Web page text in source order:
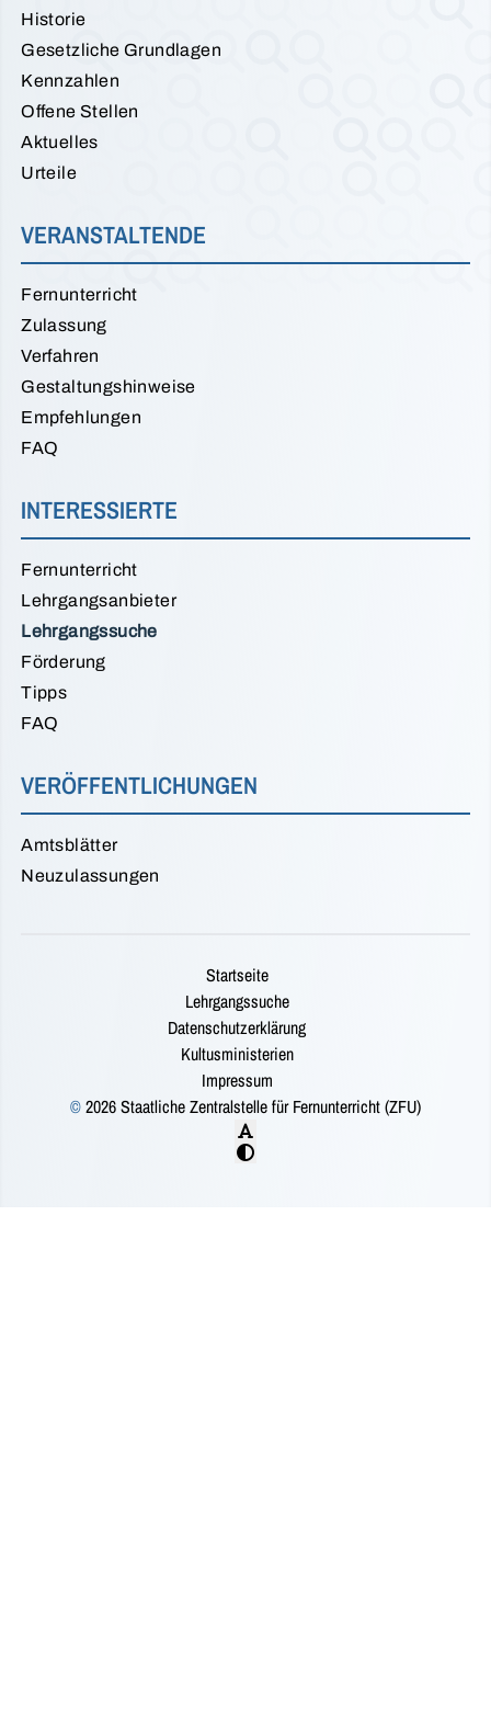
Historie
Gesetzliche Grundlagen
Kennzahlen
Offene Stellen
Aktuelles
Urteile
VERANSTALTENDE
Fernunterricht
Zulassung
Verfahren
Gestaltungshinweise
Empfehlungen
FAQ
INTERESSIERTE
Fernunterricht
Lehrgangsanbieter
Lehrgangssuche
Förderung
Tipps
FAQ
VERÖFFENTLICHUNGEN
Amtsblätter
Neuzulassungen
Startseite
Lehrgangssuche
Datenschutzerklärung
Kultusministerien
Impressum
©2026 Staatliche Zentralstelle für Fernunterricht (ZFU)